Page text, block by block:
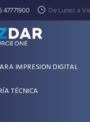
47771900 De Lunes a
IMPRESION DIGITAL
TÉCNICA